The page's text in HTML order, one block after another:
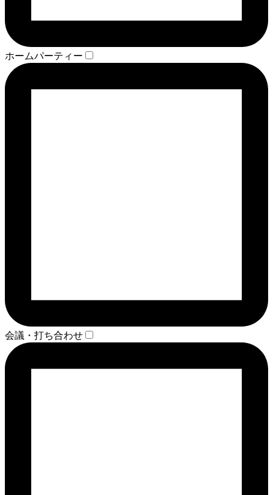
ホームパーティー
会議・打ち合わせ